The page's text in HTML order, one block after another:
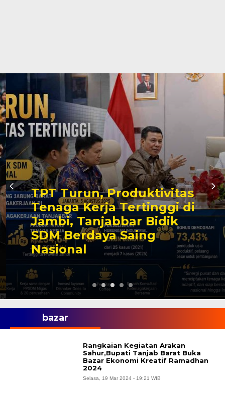
TPT Turun, Produktivitas
Tenaga Kerja Tertinggi di
Jambi, Tanjabbar Bidik
SDM Berdaya Saing
Nasional
bazar
Rangkaian Kegiatan Arakan
Sahur,Bupati Tanjab Barat Buka
Bazar Ekonomi Kreatif Ramadhan
2024
Selasa, 19 Mar 2024 - 19:21 WIB